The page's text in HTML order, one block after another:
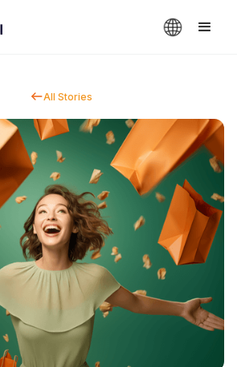
All Stories